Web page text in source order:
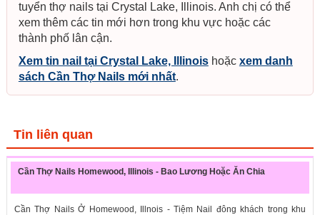
tuyển thợ nails tại Crystal Lake, Illinois. Anh chị có thể
xem thêm các tin mới hơn trong khu vực hoặc các
thành phố lân cận.
Xem tin nail tại Crystal Lake, Illinoishoặc xem danh
sách Cần Thợ Nails mới nhất.
Tin liên quan
Cần Thợ Nails Homewood, Illinois - Bao Lương Hoặc Ăn Chia
Cần Thợ Nails Ở Homewood, Illnois - Tiệm Nail đông khách trong khu